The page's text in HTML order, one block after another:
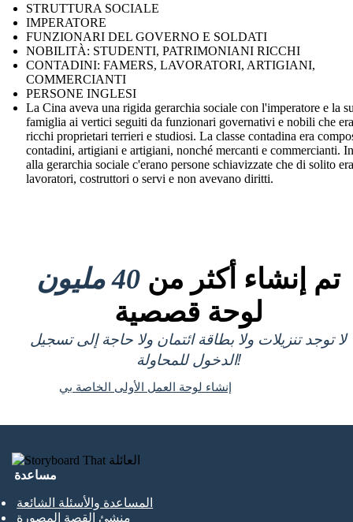
STRUTTURA SOCIALE
IMPERATORE
FUNZIONARI DEL GOVERNO E SOLDATI
NOBILITÀ: STUDENTI, PATRIMONIANI RICCHI
CONTADINI: FAMERS, LAVORATORI, ARTIGIANI,
COMMERCIANTI
PERSONE INGLESI
La Cina aveva una rigida gerarchia sociale con l'imperatore e la
famiglia ai vertici seguiti da funzionari governativi e nobili che
ricchi proprietari terrieri e studiosi. La classe contadina era
contadini, artigiani e artigiani, nonché mercanti e commercianti.
alla gerarchia sociale c'erano persone schiavizzate che di solito
lavoratori, costruttori o servi e non avevano diritti.
تم إنشاء أكثر من 40 مليون
لوحة قصصية
لا توجد تنزيلات ولا بطاقة ائتمان ولا حاجة إلى تسجيل
الدخول للمحاولة!
إنشاء لوحة العمل الأولى الخاصة بي
مساعدة
المساعدة والأسئلة الشائعة
منشئ القصة المصورة